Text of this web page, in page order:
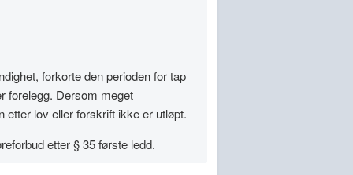
forkorte den perioden for tap
forelegg. Dersom meget
etter lov eller forskrift ikke er utløpt.
etter § 35 første ledd.